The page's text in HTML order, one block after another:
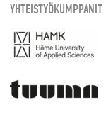
YHTEISTYÖKUMPPANIT